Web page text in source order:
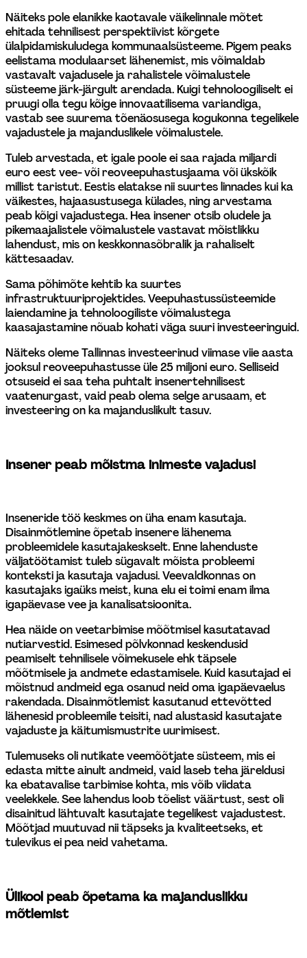
Näiteks pole elanikke kaotavale väikelinnale mõtet
ehitada tehnilisest perspektiivist kõrgete
ülalpidamiskuludega kommunaalsüsteeme. Pigem peaks
eelistama modulaarset lähenemist, mis võimaldab
vastavalt vajadusele ja rahalistele võimalustele
süsteeme järk-järgult arendada. Kuigi tehnoloogiliselt ei
pruugi olla tegu kõige innovaatilisema variandiga,
vastab see suurema tõenäosusega kogukonna tegelikele
vajadustele ja majanduslikele võimalustele.
Tuleb arvestada, et igale poole ei saa rajada miljardi
euro eest vee- või reoveepuhastusjaama või ükskõik
millist taristut. Eestis elatakse nii suurtes linnades kui ka
väikestes, hajaasustusega külades, ning arvestama
peab kõigi vajadustega. Hea insener otsib oludele ja
pikemaajalistele võimalustele vastavat mõistlikku
lahendust, mis on keskkonnasõbralik ja rahaliselt
kättesaadav.
Sama põhimõte kehtib ka suurtes
infrastruktuuriprojektides. Veepuhastussüsteemide
laiendamine ja tehnoloogiliste võimalustega
kaasajastamine nõuab kohati väga suuri investeeringuid.
Näiteks oleme Tallinnas investeerinud viimase viie aasta
jooksul reoveepuhastusse üle 25 miljoni euro. Selliseid
otsuseid ei saa teha puhtalt insenertehnilisest
vaatenurgast, vaid peab olema selge arusaam, et
investeering on ka majanduslikult tasuv.
Insener peab mõistma inimeste vajadusi
Inseneride töö keskmes on üha enam kasutaja.
Disainmõtlemine õpetab insenere lähenema
probleemidele kasutajakeskselt. Enne lahenduste
väljatöötamist tuleb sügavalt mõista probleemi
konteksti ja kasutaja vajadusi. Veevaldkonnas on
kasutajaks igaüks meist, kuna elu ei toimi enam ilma
igapäevase vee ja kanalisatsioonita.
Hea näide on veetarbimise mõõtmisel kasutatavad
nutiarvestid. Esimesed põlvkonnad keskendusid
peamiselt tehnilisele võimekusele ehk täpsele
mõõtmisele ja andmete edastamisele. Kuid kasutajad ei
mõistnud andmeid ega osanud neid oma igapäevaelus
rakendada. Disainmõtlemist kasutanud ettevõtted
lähenesid probleemile teisiti, nad alustasid kasutajate
vajaduste ja käitumismustrite uurimisest.
Tulemuseks oli nutikate veemõõtjate süsteem, mis ei
edasta mitte ainult andmeid, vaid laseb teha järeldusi
ka ebatavalise tarbimise kohta, mis võib viidata
veelekkele. See lahendus loob tõelist väärtust, sest oli
disainitud lähtuvalt kasutajate tegelikest vajadustest.
Mõõtjad muutuvad nii täpseks ja kvaliteetseks, et
tulevikus ei pea neid vahetama.
Ülikool peab õpetama ka majanduslikku
mõtlemist